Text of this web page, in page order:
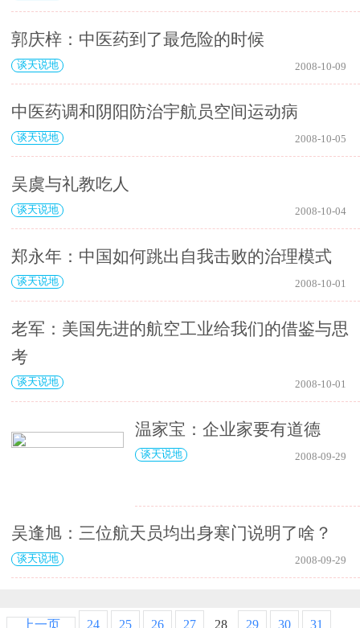
郭庆梓：中医药到了最危险的时候
谈天说地 2008-10-09
中医药调和阴阳防治宇航员空间运动病
谈天说地 2008-10-05
吴虞与礼教吃人
谈天说地 2008-10-04
郑永年：中国如何跳出自我击败的治理模式
谈天说地 2008-10-01
老军：美国先进的航空工业给我们的借鉴与思
考
谈天说地 2008-10-01
温家宝：企业家要有道德
谈天说地 2008-09-29
吴逢旭：三位航天员均出身寒门说明了啥？
谈天说地 2008-09-29
上一页 24 25 26 27 28 29 30 31